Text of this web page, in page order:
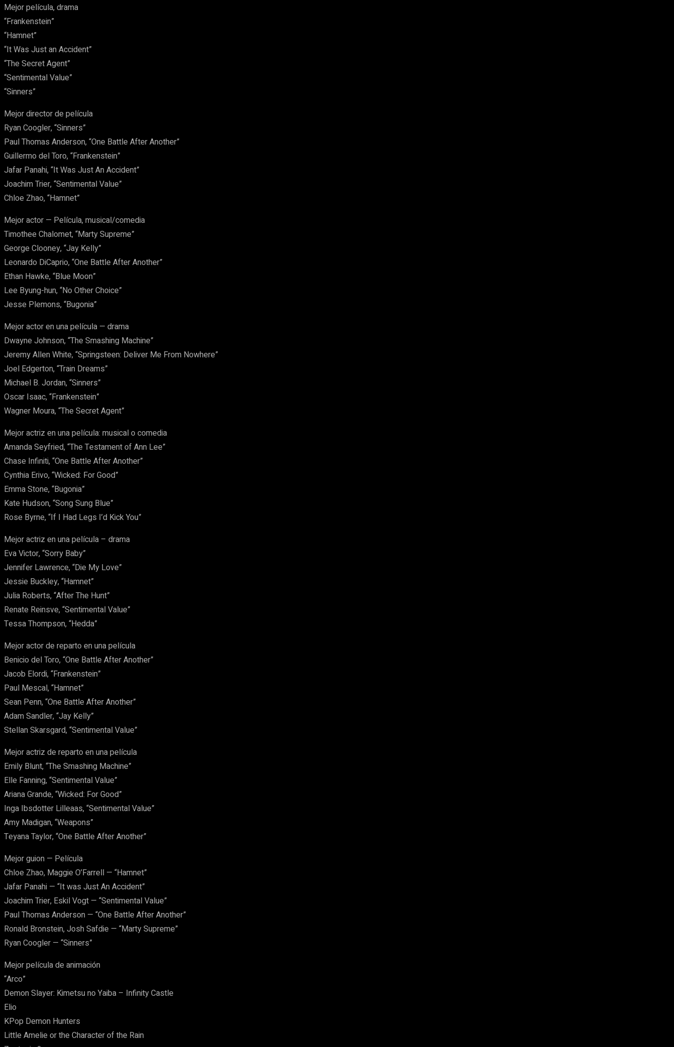
Mejor película, drama
“Frankenstein”
“Hamnet”
“It Was Just an Accident”
“The Secret Agent”
“Sentimental Value”
“Sinners”
Mejor director de película
Ryan Coogler, “Sinners”
Paul Thomas Anderson, “One Battle After Another”
Guillermo del Toro, “Frankenstein”
Jafar Panahi, “It Was Just An Accident”
Joachim Trier, “Sentimental Value”
Chloe Zhao, “Hamnet”
Mejor actor — Película, musical/comedia
Timothee Chalomet, “Marty Supreme”
George Clooney, “Jay Kelly”
Leonardo DiCaprio, “One Battle After Another”
Ethan Hawke, “Blue Moon”
Lee Byung-hun, “No Other Choice”
Jesse Plemons, “Bugonia”
Mejor actor en una película — drama
Dwayne Johnson, “The Smashing Machine”
Jeremy Allen White, “Springsteen: Deliver Me From Nowhere”
Joel Edgerton, “Train Dreams”
Michael B. Jordan, “Sinners”
Oscar Isaac, “Frankenstein”
Wagner Moura, “The Secret Agent”
Mejor actriz en una película: musical o comedia
Amanda Seyfried, “The Testament of Ann Lee”
Chase Infiniti, “One Battle After Another”
Cynthia Erivo, “Wicked: For Good”
Emma Stone, “Bugonia”
Kate Hudson, “Song Sung Blue”
Rose Byrne, “If I Had Legs I’d Kick You”
Mejor actriz en una película – drama
Eva Victor, “Sorry Baby”
Jennifer Lawrence, “Die My Love”
Jessie Buckley, “Hamnet”
Julia Roberts, “After The Hunt”
Renate Reinsve, “Sentimental Value”
Tessa Thompson, “Hedda”
Mejor actor de reparto en una película
Benicio del Toro, “One Battle After Another”
Jacob Elordi, “Frankenstein”
Paul Mescal, “Hamnet”
Sean Penn, “One Battle After Another”
Adam Sandler, “Jay Kelly”
Stellan Skarsgard, “Sentimental Value”
Mejor actriz de reparto en una película
Emily Blunt, “The Smashing Machine”
Elle Fanning, “Sentimental Value”
Ariana Grande, “Wicked: For Good”
Inga Ibsdotter Lilleaas, “Sentimental Value”
Amy Madigan, “Weapons”
Teyana Taylor, “One Battle After Another”
Mejor guion — Película
Chloe Zhao, Maggie O’Farrell — “Hamnet”
Jafar Panahi — “It was Just An Accident”
Joachim Trier, Eskil Vogt — “Sentimental Value”
Paul Thomas Anderson — “One Battle After Another”
Ronald Bronstein, Josh Safdie — “Marty Supreme”
Ryan Coogler — “Sinners”
Mejor película de animación
“Arco”
Demon Slayer: Kimetsu no Yaiba – Infinity Castle
Elio
KPop Demon Hunters
Little Amelie or the Character of the Rain